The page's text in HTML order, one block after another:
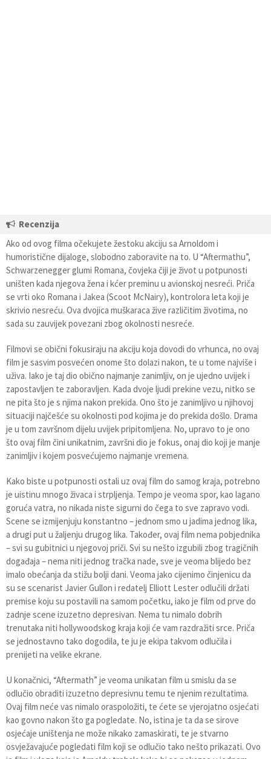
Recenzija
Ako od ovog filma očekujete žestoku akciju sa Arnoldom i
humoristične dijaloge, slobodno zaboravite na to. U “Aftermathu”,
Schwarzenegger glumi Romana, čovjeka čiji je život u potpunosti
uništen kada njegova žena i kćer preminu u avionskoj nesreći. Priča
se vrti oko Romana i Jakea (Scoot McNairy), kontrolora leta koji je
skrivio nesreću. Ova dvojica muškaraca žive različitim životima, no
sada su zauvijek povezani zbog okolnosti nesreće.
Filmovi se obični fokusiraju na akciju koja dovodi do vrhunca, no ovaj
film je sasvim posvećen onome što dolazi nakon, te u tome najviše i
uživa. Iako je taj dio obično najmanje zanimljiv, on je ujedno uvijek i
zapostavljen te zaboravljen. Kada dvoje ljudi prekine vezu, nitko se
ne pita što je s njima nakon prekida. Ono što je zanimljivo u njihovoj
situaciji najčešće su okolnosti pod kojima je do prekida došlo. Drama
je u tom završnom dijelu uvijek pripitomljena. No, upravo to je ono
što ovaj film čini unikatnim, završni dio je fokus, onaj dio koji je manje
zanimljiv i kojem posvećujemo najmanje vremena.
Kako biste u potpunosti ostali uz ovaj film do samog kraja, potrebno
je uistinu mnogo živaca i strpljenja. Tempo je veoma spor, kao lagano
goruća vatra, no nikada niste sigurni do čega to sve zapravo vodi.
Scene se izmijenjuju konstantno – jednom smo u jadima jednog lika,
a drugi put u žaljenju drugog lika. Također, ovaj film nema pobjednika
– svi su gubitnici u njegovoj priči. Svi su nešto izgubili zbog tragičnih
događaja – nema niti jednog tračka nade, sve je veoma blijedo bez
imalo obećanja da stižu bolji dani. Veoma jako cijenimo činjenicu da
su se scenarist Javier Gullon i redatelj Elliott Lester odlučili držati
premise koju su postavili na samom početku, iako je film od prve do
zadnje scene izuzetno depresivan. Nema tu nimalo dobrih
trenutaka niti hollywoodskog kraja koji će vam razdražiti srce. Priča
se jednostavno tako dogodila, te ju je ekipa takvom odlučila i
prenijeti na velike ekrane.
U konačnici, “Aftermath” je veoma unikatan film u smislu da se
odlučio obraditi izuzetno depresivnu temu te njenim rezultatima.
Ovaj film neće vas nimalo oraspoložiti, te ćete se vjerojatno osjećati
kao govno nakon što ga pogledate. No, istina je ta da se sirove
osjećaje uništenja ne može nikako zamaskirati, te je stvarno
osvježavajuće pogledati film koji se odlučio tako nešto prikazati. Ovo